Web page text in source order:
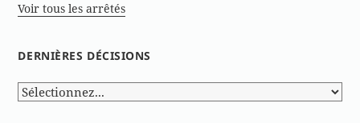
Voir tous les arrêtés
DERNIÈRES DÉCISIONS